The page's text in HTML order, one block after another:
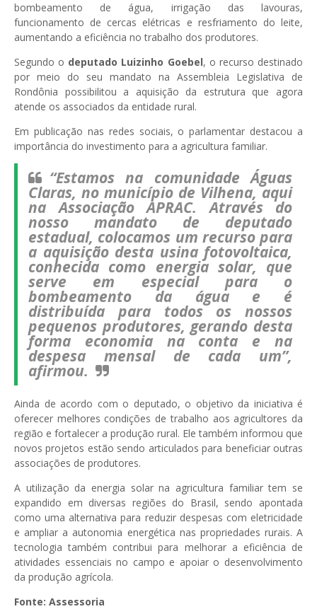
bombeamento de água, irrigação das lavouras,
funcionamento de cercas elétricas e resfriamento do leite,
aumentando a eficiência no trabalho dos produtores.
Segundo o deputado Luizinho Goebel, o recurso destinado
por meio do seu mandato na Assembleia Legislativa de
Rondônia possibilitou a aquisição da estrutura que agora
atende os associados da entidade rural.
Em publicação nas redes sociais, o parlamentar destacou a
importância do investimento para a agricultura familiar.
“Estamos na comunidade Águas
Claras, no município de Vilhena, aqui
na Associação APRAC. Através do
nosso mandato de deputado
estadual, colocamos um recurso para
a aquisição desta usina fotovoltaica,
conhecida como energia solar, que
serve em especial para o
bombeamento da água e é
distribuída para todos os nossos
pequenos produtores, gerando desta
forma economia na conta e na
despesa mensal de cada um”,
afirmou.
Ainda de acordo com o deputado, o objetivo da iniciativa é
oferecer melhores condições de trabalho aos agricultores da
região e fortalecer a produção rural. Ele também informou que
novos projetos estão sendo articulados para beneficiar outras
associações de produtores.
A utilização da energia solar na agricultura familiar tem se
expandido em diversas regiões do Brasil, sendo apontada
como uma alternativa para reduzir despesas com eletricidade
e ampliar a autonomia energética nas propriedades rurais. A
tecnologia também contribui para melhorar a eficiência de
atividades essenciais no campo e apoiar o desenvolvimento
da produção agrícola.
Fonte: Assessoria